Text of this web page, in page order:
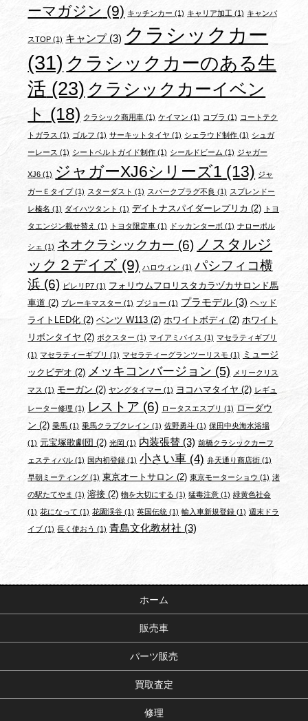
ーマガジン (9) キッチンカー (1) キャリア加工 (1) キャンバ
スTOP (1) キャンプ(3) クラシックカー
(31) クラシックカーのある生
活 (23) クラシックカーイベン
ト (18) クラシック商用車 (1) ケイマン (1) コブラ (1) コートテク
トガラス (1) ゴルフ (1) サーキットタイヤ (1) シェラウド制作(1) シュガ
ーレース (1) シートベルトガイド制作 (1) シールドビーム (1) ジャガー
XJ6 (1) ジャガーXJ6シリーズ1 (13) ジャ
ガーＥタイプ(1) スターダスト (1) スパークプラグ不良 (1) スプレンドー
レ榛名 (1) ダイハツタント (1) デイトナスパイダーレプリカ (2) トヨ
タエンジン載せ替え (1) トヨタ限定車 (1) ドッカンターボ (1) ナローポル
シェ (1) ネオクラシックカー (6) ノスタルジ
ック２デイズ (9) ハロウィン (1) パシフィコ横
浜 (6) ピレリP7 (1) フォリウムフロリスタカラヅカサロンド馬
車道 (2) ブレーキマスター (1) プジョー (1) プラモデル (3) ヘッド
ライトLED化 (2) ベンツ W113 (2) ホワイトボディ (2) ホワイト
リボンタイヤ (2) ボクスター (1) マイアミバイス (1) マセラティギブリ
(1) マセラティーギブリ (1) マセラティーグランツーリスモ (1)
ミュージ
ックビデオ (2) メッキコンバージョン (5) メリークリス
マス (1) モーガン (2) ヤングタイマー (1) ヨコハマタイヤ (2) レギュ
レーター修理 (1) レストア (6) ロータスエスプリ (1) ローダウ
ン (2) 乗馬 (1) 乗馬クラブクレイン (1) 佐野勇斗 (1) 保田中央海水浴場
(1) 元宝塚歌劇団 (2) 光岡 (1) 内装張替 (3) 前橋クラシックカーフ
ェスティバル (1) 国内初登録 (1) 小さい車 (4) 弁天通り商店街(1)
早朝ミーティング (1) 東京オートサロン (2) 東京モーターショウ (1) 渚
の駅たてやま (1) 溶接 (2) 物を大切にする (1) 猛毒注意 (1) 緑黄色社会
(1) 花になって (1) 花園渓谷 (1) 英国伝統 (1) 輸入車新規登録(1) 週末ドラ
イブ (1) 長く使おう (1) 青島文化教材社 (3)
ホーム
販売車
パーツ販売
買取査定
修理